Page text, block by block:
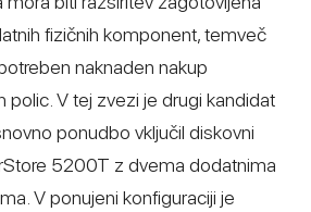
fizičnih komponent, temveč
naknaden nakup
polic. V tej zvezi je drugi kandidat
ponudbo vključil diskovni
5200T z dvema dodatnima
V ponujeni konfiguraciji je